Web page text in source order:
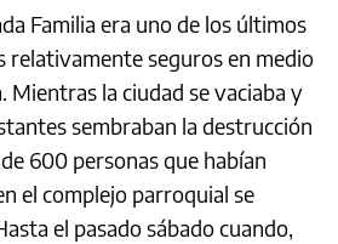
Familia era uno de los últimos
relativamente seguros en medio
Mientras la ciudad se vaciaba y
sembraban la destrucción
600 personas que habían
el complejo parroquial se
el pasado sábado cuando,